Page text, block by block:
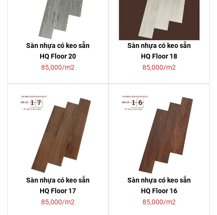
Sàn nhựa có keo sẵn
HQ Floor 20
85,000/m2
Sàn nhựa có keo sẵn
HQ Floor 18
85,000/m2
Sàn nhựa có keo sẵn
HQ Floor 17
85,000/m2
Sàn nhựa có keo sẵn
HQ Floor 16
85,000/m2